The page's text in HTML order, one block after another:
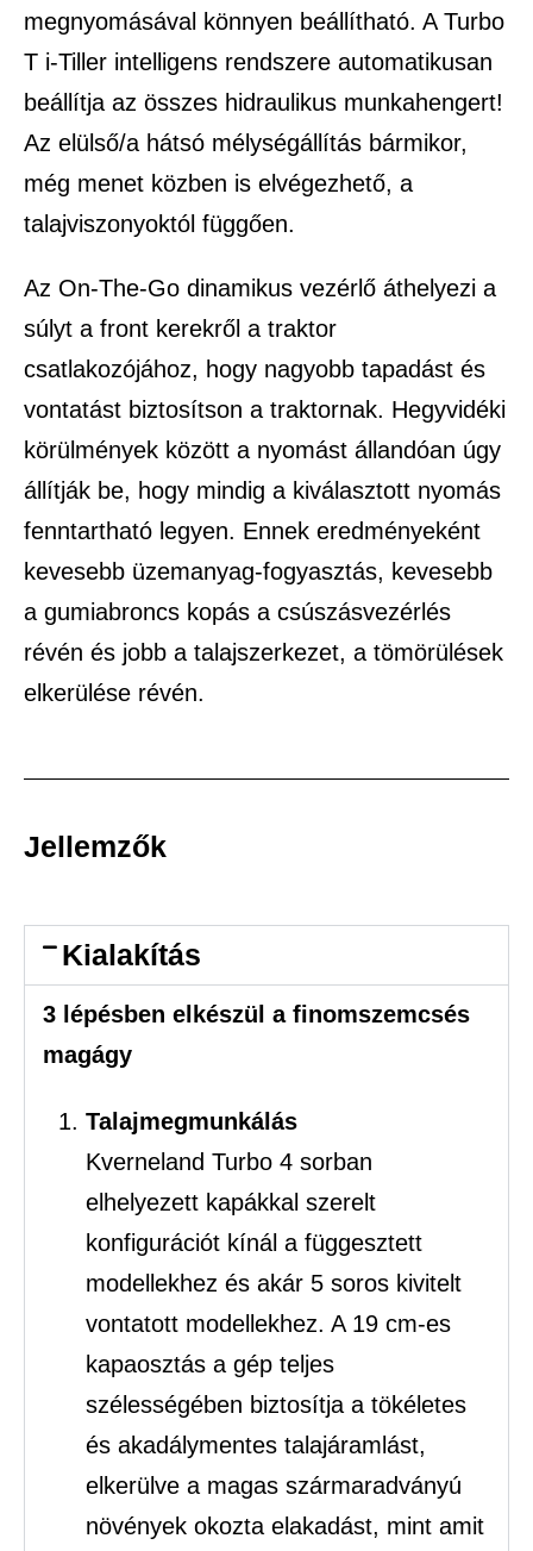
megnyomásával könnyen beállítható. A Turbo
T i-Tiller intelligens rendszere automatikusan
beállítja az összes hidraulikus munkahengert!
Az elülső/a hátsó mélységállítás bármikor,
még menet közben is elvégezhető, a
talajviszonyoktól függően.
Az On-The-Go dinamikus vezérlő áthelyezi a
súlyt a front kerekről a traktor
csatlakozójához, hogy nagyobb tapadást és
vontatást biztosítson a traktornak. Hegyvidéki
körülmények között a nyomást állandóan úgy
állítják be, hogy mindig a kiválasztott nyomás
fenntartható legyen. Ennek eredményeként
kevesebb üzemanyag-fogyasztás, kevesebb
a gumiabroncs kopás a csúszásvezérlés
révén és jobb a talajszerkezet, a tömörülések
elkerülése révén.
Jellemzők
Kialakítás
3 lépésben elkészül a finomszemcsés
magágy
Talajmegmunkálás
Kverneland Turbo 4 sorban
elhelyezett kapákkal szerelt
konfigurációt kínál a függesztett
modellekhez és akár 5 soros kivitelt
vontatott modellekhez. A 19 cm-es
kapaosztás a gép teljes
szélességében biztosítja a tökéletes
és akadálymentes talajáramlást,
elkerülve a magas szármaradványú
növények okozta elakadást, mint amit